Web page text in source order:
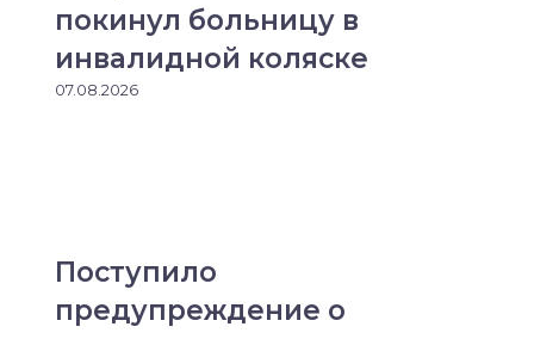
покинул больницу в
инвалидной коляске
07.08.2026
Поступило
предупреждение о